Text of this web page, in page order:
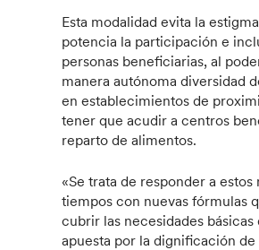
Esta modalidad evita la
potencia la participación e
personas beneficiarias, al
manera autónoma diversidad
en establecimientos de
tener que acudir a centros
reparto de alimentos.
«Se trata de responder a estos
tiempos con nuevas fórmulas
cubrir las necesidades básicas
apuesta por la dignificación de